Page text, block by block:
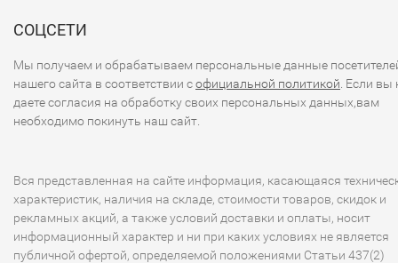
СОЦСЕТИ
Мы получаем и обрабатываем персональные данные
нашего сайта в соответствии софициальной политикой . Если вы
даете согласия на обработку своих персональных данных,вам
необходимо покинуть наш сайт.
Вся представленная на сайте информация, касающаяся
характеристик, наличия на складе, стоимости товаров, скидок и
рекламных акций, а также условий доставки и оплаты, носит
информационный характер и ни при каких условиях не является
публичной офертой, определяемой положениями Статьи 437(2)